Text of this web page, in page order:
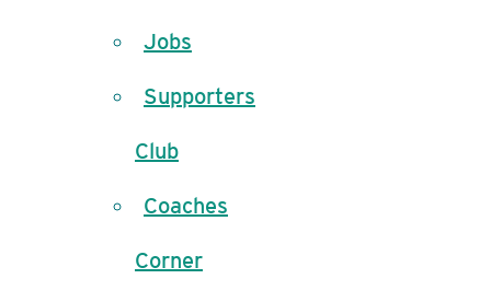
Jobs
Supporters
Club
Coaches
Corner